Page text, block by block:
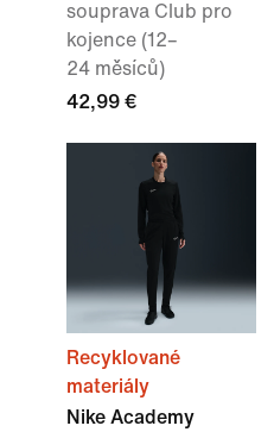
souprava Club pro
kojence (12–
24 měsíců)
42,99 €
Recyklované
materiály
Nike Academy